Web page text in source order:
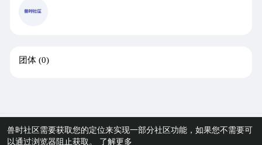
兽时社区需要获取您的定位来实现一部分社区功能，如果您不需要可
以通过浏览器阻止获取。 了解更多
团体 (0)
©2021-2025 兽时社区